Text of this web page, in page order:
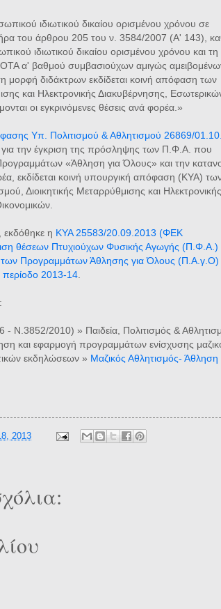
ιδιωτικού δικαίου ορισμένου χρόνου σε
του άρθρου 205 του ν. 3584/2007 (Α' 143),
ιδιωτικού δικαίου ορισμένου χρόνου και τη
α' βαθμού συμβασιούχων αμιγώς
μορφή διδάκτρων εκδίδεται κοινή απόφαση των
και Ηλεκτρονικής Διακυβέρνησης,
οι εγκρινόμενες θέσεις ανά φορέα.»
Υπ. Πολιτισμού & Αθλητισμού 26869/
την έγκριση της πρόσληψης των Π.Φ.Α. που
«Άθληση για Όλους» και την
εκδίδεται κοινή υπουργική απόφαση (ΚΥΑ)
Διοικητικής Μεταρρύθμισης και Ηλεκτρονικής
εκδόθηκε η ΚΥΑ 25583/20.09.2013 (ΦΕΚ
θέσεων Πτυχιούχων Φυσικής Αγωγής
των Προγραμμάτων Άθλησης για Όλους
περίοδο 2013-14
Ν.3852/2010) » Παιδεία, Πολιτισμός &
και εφαρμογή προγραμμάτων ενίσχυσης
εκδηλώσεων » Μαζικός Αθλητισμός- Άθληση
2013